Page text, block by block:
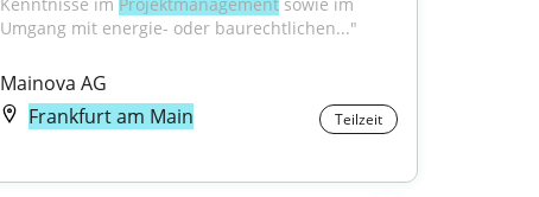
Umgang mit energie- oder baurechtlichen..."
Mainova AG
Frankfurt am Main
Teilzeit